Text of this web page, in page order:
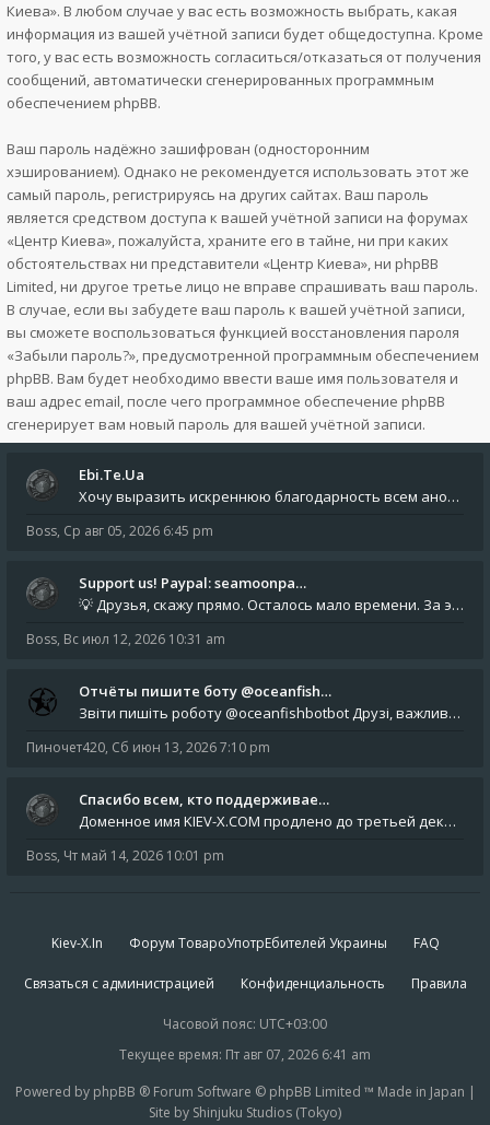
Киева». В любом случае у вас есть возможность выбрать, какая
информация из вашей учётной записи будет общедоступна. Кроме
того, у вас есть возможность согласиться/отказаться от получения
сообщений, автоматически сгенерированных программным
обеспечением phpBB.
Ваш пароль надёжно зашифрован (односторонним
хэшированием). Однако не рекомендуется использовать этот же
самый пароль, регистрируясь на других сайтах. Ваш пароль
является средством доступа к вашей учётной записи на форумах
«Центр Киева», пожалуйста, храните его в тайне, ни при каких
обстоятельствах ни представители «Центр Киева», ни phpBB
Limited, ни другое третье лицо не вправе спрашивать ваш пароль.
В случае, если вы забудете ваш пароль к вашей учётной записи,
вы сможете воспользоваться функцией восстановления пароля
«Забыли пароль?», предусмотренной программным обеспечением
phpBB. Вам будет необходимо ввести ваше имя пользователя и
ваш адрес email, после чего программное обеспечение phpBB
сгенерирует вам новый пароль для вашей учётной записи.
Ebi.Te.Ua
Хочу выразить искреннюю благодарность всем анонимным пользователям, которые поддержали наше сообщество финансово. Благод
Boss, Ср авг 05, 2026 6:45 pm
Support us! Paypal: seamoonpa…
💡 Друзья, скажу прямо. Осталось мало времени. За это время нам нужно закрыть последние обязательные расходы: около 500
Boss, Вс июл 12, 2026 10:31 am
Отчёты пишите боту @oceanfish…
Звіти пишіть роботу @oceanfishbotbot Друзі, важливе повідомлення для учасників форума. Основне звернення опублікован
Пиночет420, Сб июн 13, 2026 7:10 pm
Спасибо всем, кто поддерживае…
Доменное имя KIEV-X.COM продлено до третьей декады августа 2027 года! Спасибо всем анонимным пользователям, которые по
Boss, Чт май 14, 2026 10:01 pm
Kiev-X.In Форум ТовароУпотрЕбителей Украины FAQ
Связаться с администрацией Конфиденциальность Правила
Часовой пояс: UTC+03:00
Текущее время: Пт авг 07, 2026 6:41 am
Powered by phpBB ® Forum Software © phpBB Limited ™ Made in Japan |
Site by Shinjuku Studios (Tokyo)